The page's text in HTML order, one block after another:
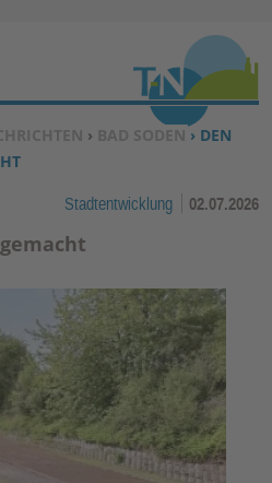
springen ↓
› BAD SODEN › DEN
Stadtentwicklung 02.07.2026